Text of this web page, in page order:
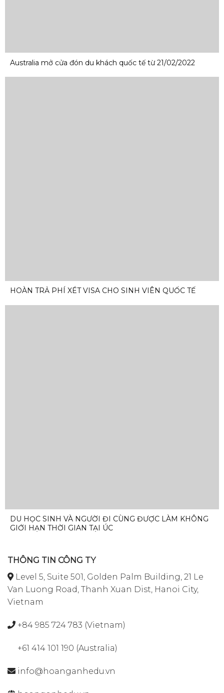
Australia mở cửa đón du khách quốc tế từ 21/02/2022
HOÀN TRẢ PHÍ XÉT VISA CHO SINH VIÊN QUỐC TẾ
DU HỌC SINH VÀ NGƯỜI ĐI CÙNG ĐƯỢC LÀM KHÔNG
GIỚI HẠN THỜI GIAN TẠI ÚC
THÔNG TIN CÔNG TY
Level 5, Suite 501, Golden Palm Building, 21 Le
Van Luong Road, Thanh Xuan Dist, Hanoi City,
Vietnam
+84 985 724 783 (Vietnam)
+61 414 101 190 (Australia)
info@hoanganhedu.vn